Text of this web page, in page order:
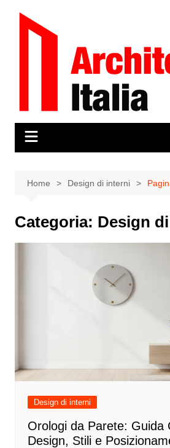
contenuto
Home Design di interni
Categoria: Design
Design di interni
Orologi da Parete: Guida
Design, Stili e